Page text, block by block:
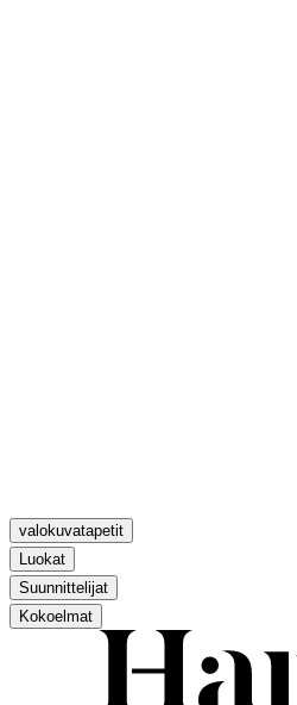
valokuvatapetit
Luokat
Suunnittelijat
Kokoelmat